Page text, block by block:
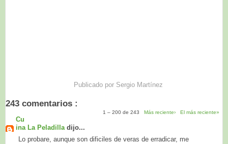
Publicado por Sergio Martínez
243 comentarios :
1 – 200 de 243 Más reciente› El más reciente»
Cu
ina La Peladilla dijo...
Lo probare, aunque son dificiles de veras de erradicar, me